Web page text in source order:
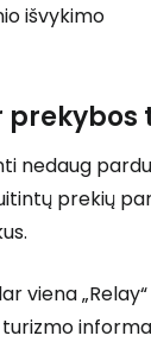
išvykimo
prekybos
nedaug
prekių
viena
turizmo